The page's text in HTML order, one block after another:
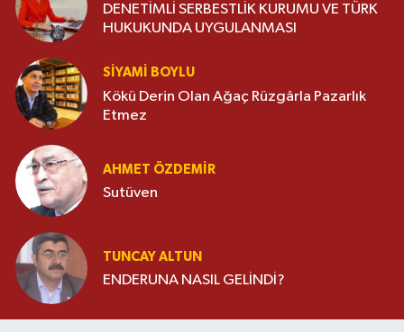
DENETİMLİ SERBESTLİK KURUMU VE TÜRK
HUKUKUNDA UYGULANMASI
SIYAMI BOYLU
Kökü Derin Olan Ağaç Rüzgârla Pazarlık
Etmez
AHMET ÖZDEMIR
Sutüven
TUNCAY ALTUN
ENDERUNA NASIL GELİNDİ?